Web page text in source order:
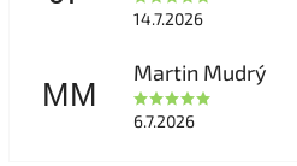
14.7.2026
MM
Martin Mudrý
6.7.2026